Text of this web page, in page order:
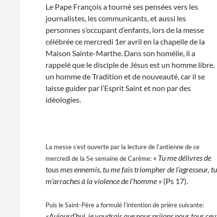
Le Pape François a tourné ses pensées vers les
journalistes, les communicants, et aussi les
personnes s’occupant d’enfants, lors de la messe
célébrée ce mercredi 1er avril en la chapelle de la
Maison Sainte-Marthe. Dans son homélie, il a
rappelé que le disciple de Jésus est un homme libre,
un homme de Tradition et de nouveauté, car il se
laisse guider par l’Esprit Saint et non par des
idéologies.
La messe s’est ouverte par la lecture de l’antienne de ce
mercredi de la 5e semaine de Carême: « Tu me délivres de
tous mes ennemis, tu me fais triompher de l’agresseur, tu
m’arraches à la violence de l’homme » (Ps 17).
Puis le Saint-Père a formulé l’intention de prière suivante: